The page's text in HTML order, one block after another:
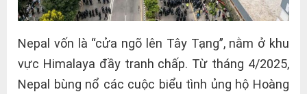
Nepal vốn là “cửa ngõ lên Tây Tạng”, nằm ở khu
vực Himalaya đầy tranh chấp. Từ tháng 4/2025,
Nepal bùng nổ các cuộc biểu tình ủng hộ Hoàng